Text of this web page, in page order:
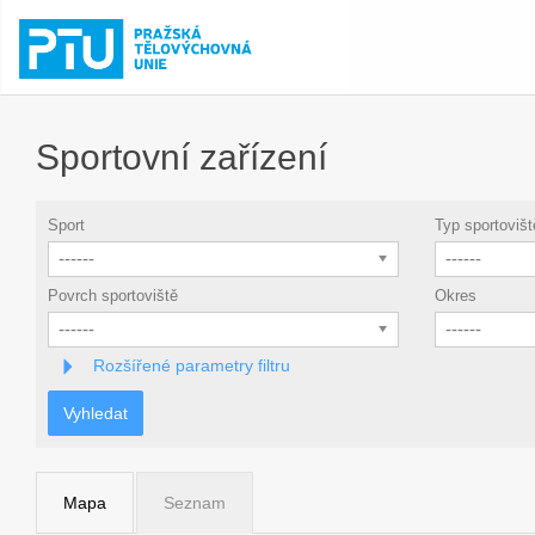
Sportovní zařízení
Sport
------
Typ
------
Povrch sportoviště
------
Okres
------
Rozšířené parametry filtru
Vyhledat
Mapa Seznam